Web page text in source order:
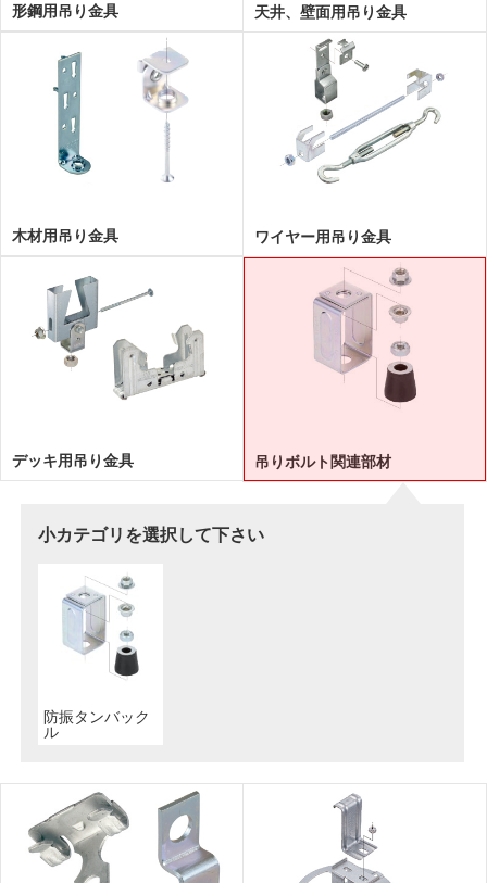
形鋼用吊り金具 天井、壁面用吊り金具
木材用吊り金具 ワイヤー用吊り金具
デッキ用吊り金具 吊りボルト関連部材
小カテゴリを選択して下さい
防振タンバック
ル